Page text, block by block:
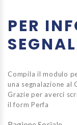
PER
Compila il modulo
una segnalazione al
Grazie per averci
il form Perfa